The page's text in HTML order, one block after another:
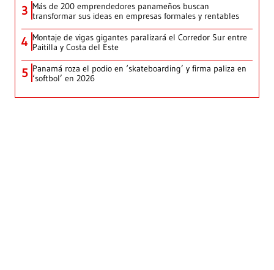
3 Más de 200 emprendedores panameños buscan
transformar sus ideas en empresas formales y rentables
4 Montaje de vigas gigantes paralizará el Corredor Sur entre
Paitilla y Costa del Este
5 Panamá roza el podio en ‘skateboarding’ y firma paliza en
‘softbol’ en 2026